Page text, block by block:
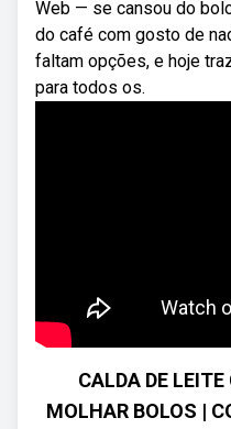
Web — se cansou do
do café com gosto de
faltam opções, e hoje
para todos os.
CALDA DE
MOLHAR BOLOS |